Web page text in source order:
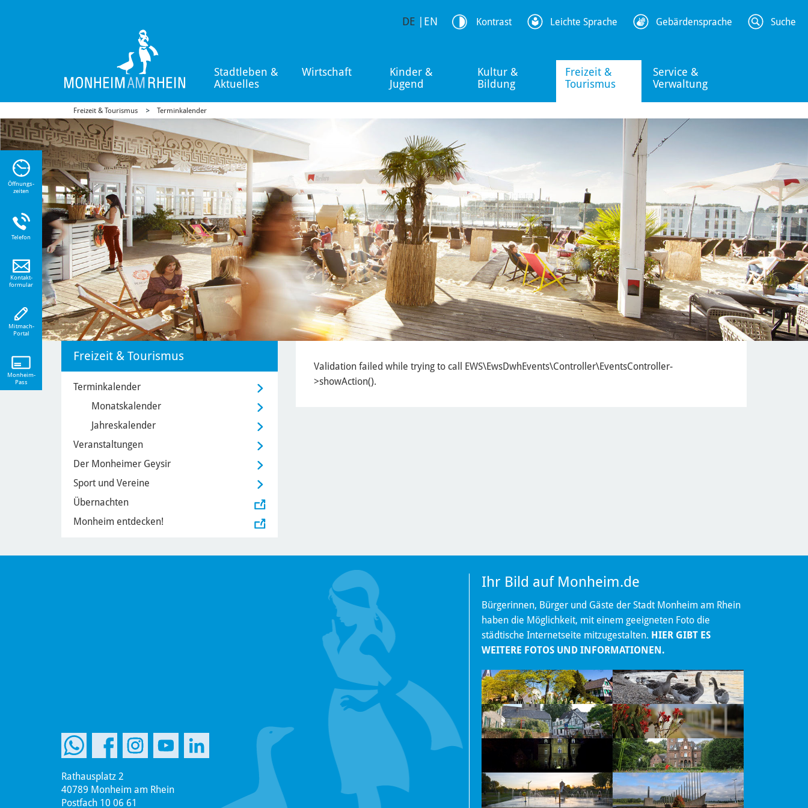
Stadtleben &
Aktuelles
Wirtschaft
Kinder &
Jugend
Kultur &
Bildung
Freizeit &
Tourismus
Service &
Verwaltung
DE EN Kontrast Leichte Sprache Gebärdensprache Suche
Freizeit & Tourismus Terminkalender
Validation failed while trying to call EWS\EwsDwhEvents\Controller\EventsController-
>showAction().
Freizeit & Tourismus
Terminkalender
Monatskalender
Jahreskalender
Veranstaltungen
Der Monheimer Geysir
Sport und Vereine
Übernachten
Monheim entdecken!
Rathausplatz 2
40789 Monheim am Rhein
Postfach 10 06 61
Ihr Bild auf Monheim.de
Bürgerinnen, Bürger und Gäste der Stadt Monheim am Rhein
haben die Möglichkeit, mit einem geeigneten Foto die
städtische Internetseite mitzugestalten. HIER GIBT ES
WEITERE FOTOS UND INFORMATIONEN.
Öffnungs-
zeiten
Telefon
Kontakt-
formular
Mitmach-
Portal
Monheim-
Pass
Sie
zu